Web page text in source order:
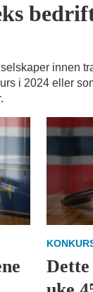
innen
i 2024 eller